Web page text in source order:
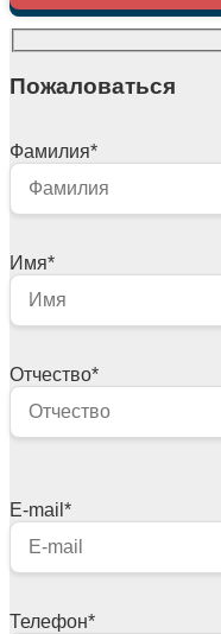
Пожаловаться
Фамилия*
Имя*
Отчество*
E-mail *
Телефон*